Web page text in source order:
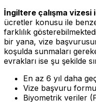
İngiltere çalışma
ücretler konusu ile
farklılık
bir yana, vize
koşulda sunmaları
evrakları ise şu şekilde
En az 6 yıl daha
Vize başvuru formu
Biyometrik veriler